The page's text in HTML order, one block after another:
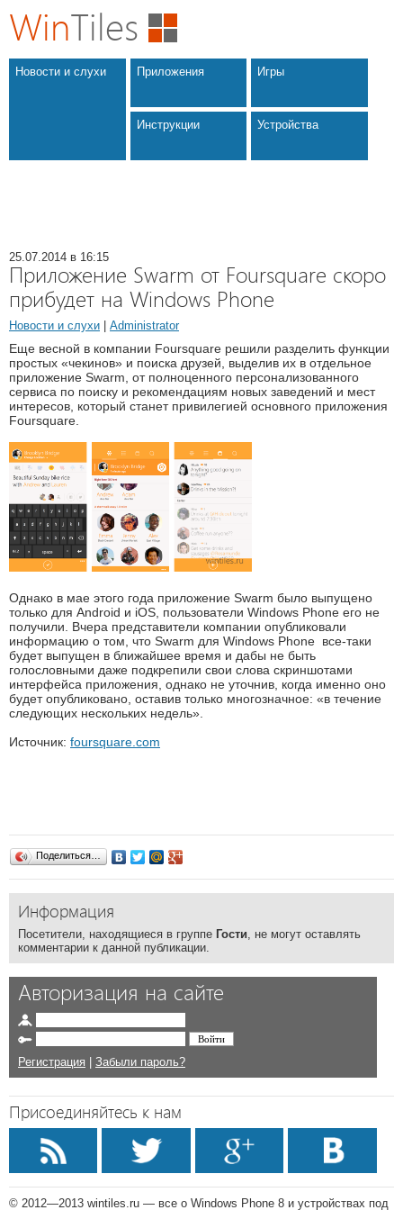
WinTiles
Новости и слухи Приложения Игры
Инструкции Устройства
25.07.2014 в 16:15
Приложение Swarm от Foursquare скоро
прибудет на Windows Phone
Новости и слухи Administrator
Еще весной в компании Foursquare решили разделить функции
простых «чекинов» и поиска друзей, выделив их в отдельное
приложение Swarm, от полноценного персонализованного
сервиса по поиску и рекомендациям новых заведений и мест
интересов, который станет привилегией основного приложения
Foursquare.
Однако в мае этого года приложение Swarm было выпущено
только для Android и iOS, пользователи Windows Phone его не
получили. Вчера представители компании опубликовали
информацию о том, что Swarm для Windows Phone все-таки
будет выпущен в ближайшее время и дабы не быть
голословными даже подкрепили свои слова скриншотами
интерфейса приложения, однако не уточнив, когда именно оно
будет опубликовано, оставив только многозначное: «в течение
следующих нескольких недель».
Источник: foursquare.com
Поделиться…
Информация
Посетители, находящиеся в группе Гости, не могут оставлять
комментарии к данной публикации.
Авторизация на сайте
Регистрация Забыли пароль?
Присоединяйтесь к нам
© 2012—2013 wintiles.ru — все о Windows Phone 8 и устройствах под